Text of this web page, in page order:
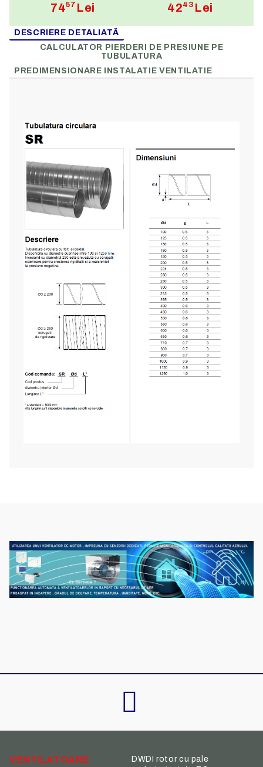
7457 Lei 4243 Lei
DESCRIERE DETALIATĂ
CALCULATOR PIERDERI DE PRESIUNE PE
TUBULATURA
PREDIMENSIONARE INSTALATIE VENTILATIE
VENTILATOARE
DWDI rotor cu pale